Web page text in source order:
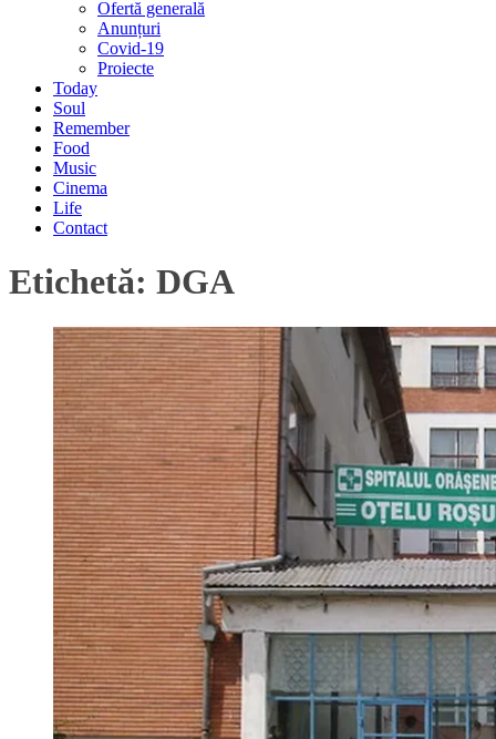
Ofertă generală
Anunțuri
Covid-19
Proiecte
Today
Soul
Remember
Food
Music
Cinema
Life
Contact
Etichetă: DGA